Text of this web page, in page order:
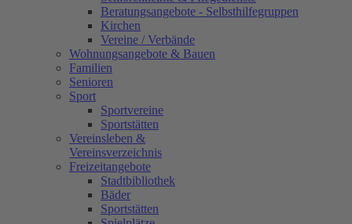
Beratungsangebote - Selbsthilfegruppen
Kirchen
Vereine / Verbände
Wohnungsangebote & Bauen
Familien
Senioren
Sport
Sportvereine
Sportstätten
Vereinsleben &
Vereinsverzeichnis
Freizeitangebote
Stadtbibliothek
Bäder
Sportstätten